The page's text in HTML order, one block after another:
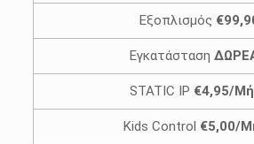
Εξοπλισμός
Εγκατάσταση
STATIC IP €4,95/
Kids Control €5,00/